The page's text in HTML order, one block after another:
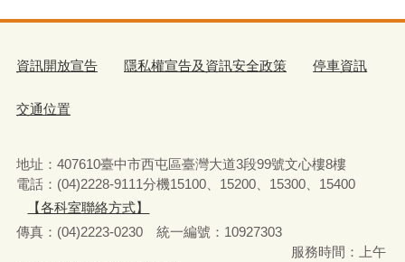
資訊開放宣告 隱私權宣告及資訊安全政策 停車資訊
交通位置
地址：407610臺中市西屯區臺灣大道3段99號文心樓8樓
電話：(04)2228-9111分機15100、15200、15300、15400
【各科室聯絡方式】
傳真：(04)2223-0230 統一編號 ： 10927303
服務時間：上午